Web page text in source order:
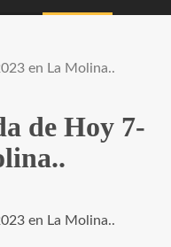
en La Molina..
de Hoy 7-
en La Molina..